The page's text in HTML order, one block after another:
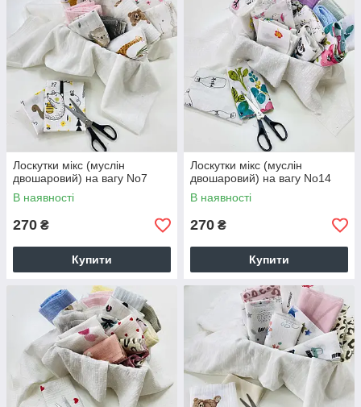
Лоскутки мікс (муслін
двошаровий) на вагу No7
В наявності
270 ₴
Купити
Лоскутки мікс (муслін
двошаровий) на вагу No14
В наявності
270 ₴
Купити